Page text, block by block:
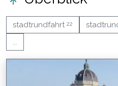
stadtrundfahrt 22
...